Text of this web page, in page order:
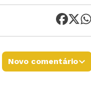
Novo comentário